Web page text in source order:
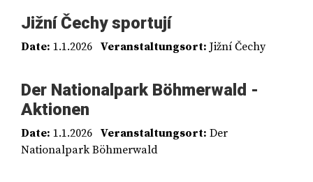
Jižní Čechy sportují
Date: 1.1.2026 Veranstaltungsort: Jižní Čechy
Der Nationalpark Böhmerwald -
Aktionen
Date: 1.1.2026 Veranstaltungsort: Der
Nationalpark Böhmerwald